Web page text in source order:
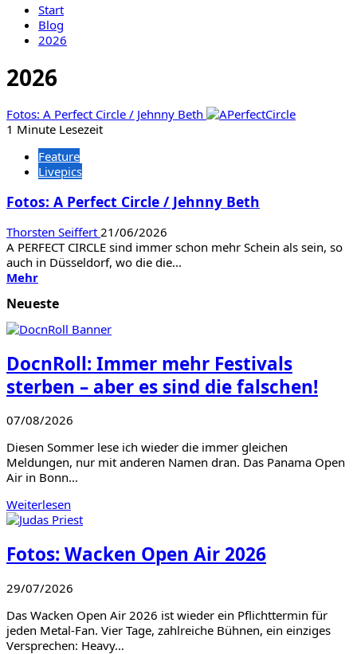
Start
Blog
2026
2026
Fotos: A Perfect Circle / Jehnny Beth
1 Minute Lesezeit
Feature
Livepics
Fotos: A Perfect Circle / Jehnny Beth
Thorsten Seiffert 21/06/2026
A PERFECT CIRCLE sind immer schon mehr Schein als sein, so
auch in Düsseldorf, wo die die...
MehrMehr
über
Fotos:
A
Circle
/
Jehnny
Neueste
DocnRoll: Immer mehr Festivals
sterben – aber es sind die falschen!
07/08/2026
Diesen Sommer lese ich wieder die immer gleichen
Meldungen, nur mit anderen Namen dran. Das Panama Open
Air in Bonn…
Weiterlesen
Fotos: Wacken Open Air 2026
29/07/2026
Das Wacken Open Air 2026 ist wieder ein Pflichttermin für
jeden Metal-Fan. Vier Tage, zahlreiche Bühnen, ein einziges
Versprechen: Heavy…